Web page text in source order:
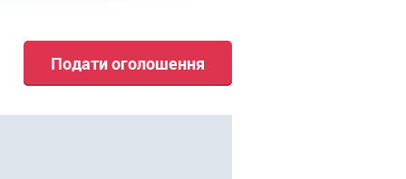
Подати оголошення